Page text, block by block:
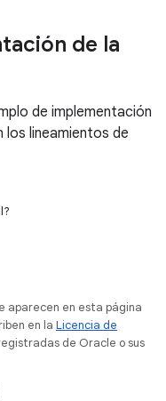
de la
de implementación
los lineamientos de
aparecen en esta página
en la Licencia de
de Oracle o sus